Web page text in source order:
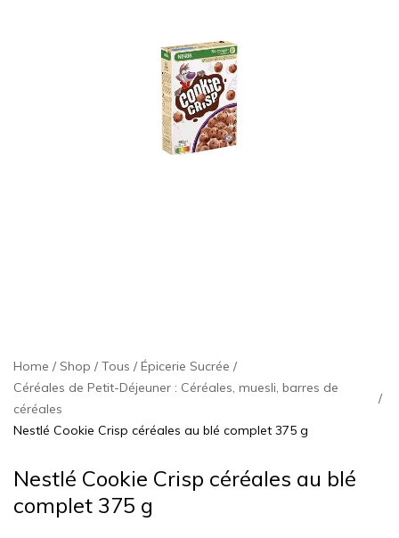
Home Shop Tous
Épicerie Sucrée
Céréales de Petit-Déjeuner : Céréales, muesli, barres de
céréales
Nestlé Cookie Crisp céréales au blé complet 375 g
Nestlé Cookie Crisp céréales au blé
complet 375 g